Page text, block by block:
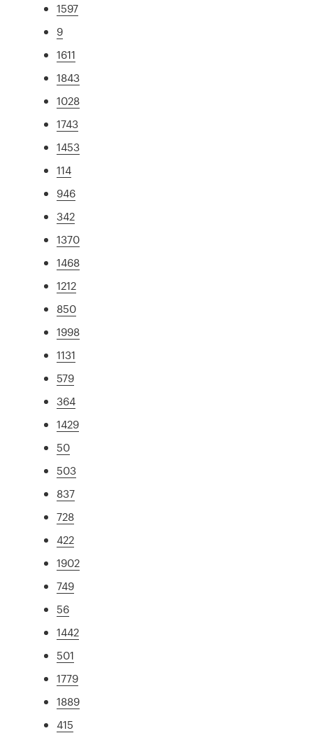
1597
9
1611
1843
1028
1743
1453
114
946
342
1370
1468
1212
850
1998
1131
579
364
1429
50
503
837
728
422
1902
749
56
1442
501
1779
1889
415